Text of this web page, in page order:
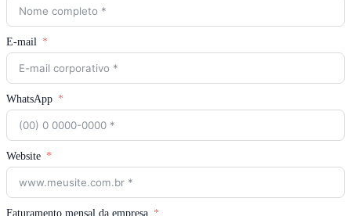
E-mail
WhatsApp
Website
Faturamento mensal da empresa